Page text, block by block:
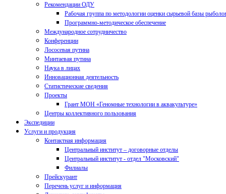
Рекомендации ОДУ
Рабочая группа по методологии оценки сырьевой базы
Программно-методическое обеспечение
Международное сотрудничество
Конференции
Лососевая путина
Минтаевая путина
Наука в лицах
Инновационная деятельность
Статистические сведения
Проекты
Грант МОН «Геномные технологии в аквакультуре»
Центры коллективного пользования
Экспедиции
Услуги и продукция
Контактная информация
Центральный институт – договорные отделы
Центральный институт - отдел "Московский"
Филиалы
Прейскурант
Перечень услуг и информация